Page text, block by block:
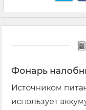
Фонарь
Источником
использует